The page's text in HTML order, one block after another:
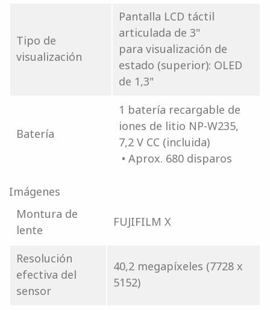
Tipo de
visualización
Pantalla LCD táctil
articulada de 3"
para visualización de
estado (superior): OLED
de 1,3"
Batería
1 batería recargable de
iones de litio NP-W235,
7,2 V CC (incluida)
• Aprox. 680 disparos
Imágenes
Montura de
lente
FUJIFILM X
Resolución
efectiva del
sensor
40,2 megapíxeles (7728 x
5152)